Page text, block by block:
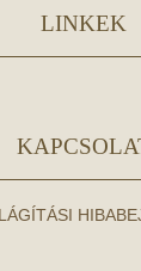
LINKEK